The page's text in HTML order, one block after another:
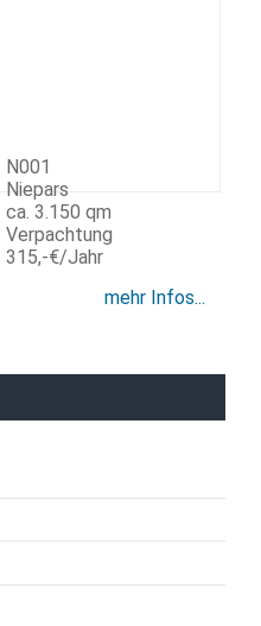
N001
Niepars
ca. 3.150 qm
Verpachtung
315,-€/Jahr
mehr Infos...